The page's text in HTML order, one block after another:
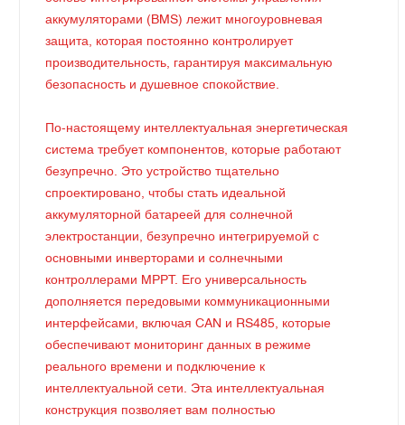
аккумуляторами (BMS) лежит многоуровневая
защита, которая постоянно контролирует
производительность, гарантируя максимальную
безопасность и душевное спокойствие.
По-настоящему интеллектуальная энергетическая
система требует компонентов, которые работают
безупречно. Это устройство тщательно
спроектировано, чтобы стать идеальной
аккумуляторной батареей для солнечной
электростанции, безупречно интегрируемой с
основными инверторами и солнечными
контроллерами MPPT. Его универсальность
дополняется передовыми коммуникационными
интерфейсами, включая CAN и RS485, которые
обеспечивают мониторинг данных в режиме
реального времени и подключение к
интеллектуальной сети. Эта интеллектуальная
конструкция позволяет вам полностью